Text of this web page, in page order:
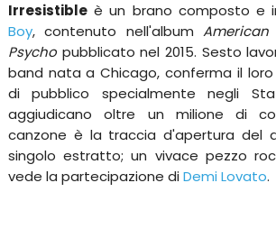
Irresistibleè un brano composto e
Boy, contenuto nell'album American
Psychopubblicato nel 2015. Sesto
band nata a Chicago, conferma il
di pubblico specialmente negli
aggiudicano oltre un milione di
canzone è la traccia d'apertura del
singolo estratto; un vivace pezzo
vede la partecipazione diDemi Lovato.